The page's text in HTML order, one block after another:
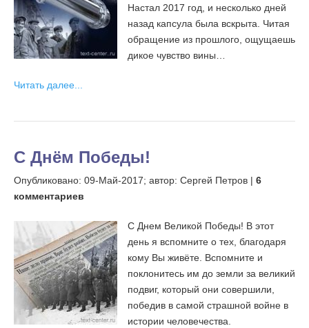
Настал 2017 год, и несколько дней
назад капсула была вскрыта. Читая
обращение из прошлого, ощущаешь
дикое чувство вины…
Читать далее...
С Днём Победы!
Опубликовано: 09-Май-2017; автор: Сергей Петров | 6
комментариев
С Днем Великой Победы! В этот
день я вспомните о тех, благодаря
кому Вы живёте. Вспомните и
поклонитесь им до земли за великий
подвиг, который они совершили,
победив в самой страшной войне в
истории человечества.